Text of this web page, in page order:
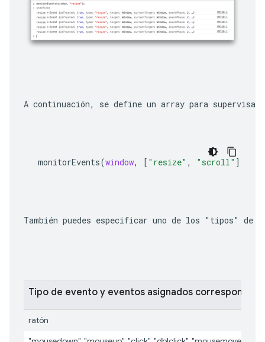
A continuación, se define un array para
monitorEvents(window, [ "resize" , "scroll" ])
También puedes especificar uno de los "tipos" de
Tipo de evento y eventos asignados
ratón